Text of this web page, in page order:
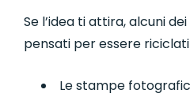
Se l’idea ti attira, alcuni
pensati per essere
Le stampe